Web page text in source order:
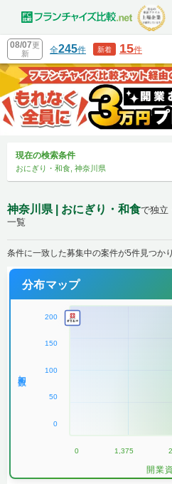
08/07更
新
全245件 新着 15件
現在の検索条件
おにぎり・和食, 神奈川県
神奈川県 | おにぎり・和食で独立
一覧
条件に一致した募集中の案件が5件見つか
分布マップ
200
150
100
50
0
0 1,375
開業